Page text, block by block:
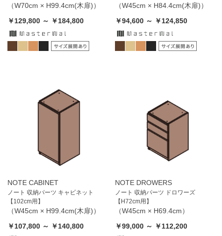
（W70cm × H99.4cm(木扉)）
￥129,800 ～ ￥184,800
（W45cm × H84.4cm(木扉)）
￥94,600 ～ ￥124,850
NOTE CABINET
ノート 収納パーツ キャビネット
【102cm用】
（W45cm × H99.4cm(木扉)）
￥107,800 ～ ￥140,800
NOTE DROWERS
ノート 収納パーツ ドロワーズ
【H72cm用】
（W45cm × H69.4cm）
￥99,000 ～ ￥112,200